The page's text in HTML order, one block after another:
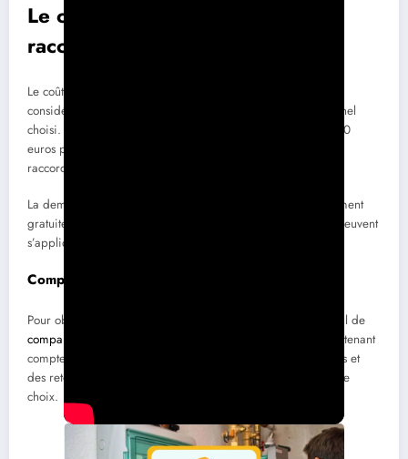
Le coût d’installation et de
raccordement
Le coût du raccordement au tableau électrique peut varier
considérablement selon le type d’installation et le professionnel
choisi. En général, les tarifs peuvent varier entre 800 et 2000
euros pour un réseau domestique, selon la complexité du
raccordement et la nécessité de travaux supplémentaires.
La demande de branchement auprès d’Enedis est généralement
gratuite pour les installations de petite taille, mais des frais peuvent
s’appliquer si des travaux d’adaptation sont nécessaires.
Comparaison des devis
Pour obtenir le meilleur rapport qualité-prix, il est primordial de
comparer plusieurs devis
avant de choisir un installateur. En tenant
compte non seulement des coûts, mais aussi des certifications et
des retours d’expériences clients, vous pouvez optimiser votre
choix.